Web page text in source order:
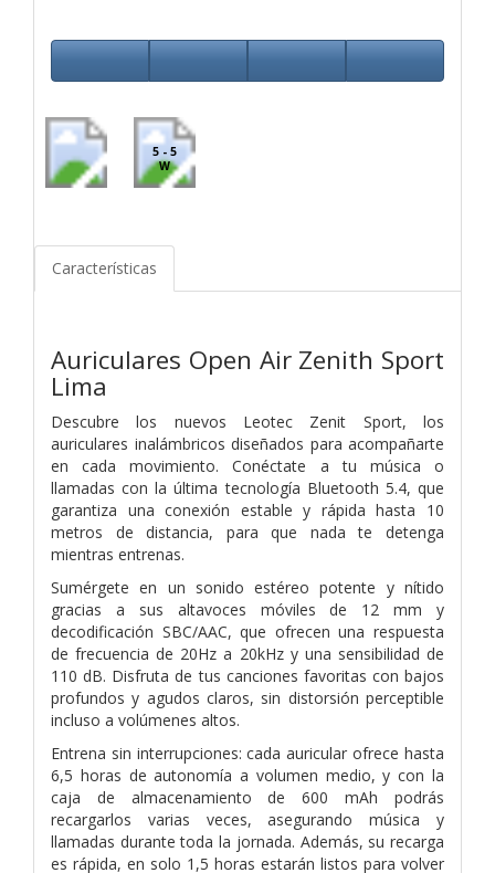
5 - 5
W
Características
Auriculares Open Air Zenith Sport
Lima
Descubre los nuevos Leotec Zenit Sport, los
auriculares inalámbricos diseñados para acompañarte
en cada movimiento. Conéctate a tu música o
llamadas con la última tecnología Bluetooth 5.4, que
garantiza una conexión estable y rápida hasta 10
metros de distancia, para que nada te detenga
mientras entrenas.
Sumérgete en un sonido estéreo potente y nítido
gracias a sus altavoces móviles de 12 mm y
decodificación SBC/AAC, que ofrecen una respuesta
de frecuencia de 20Hz a 20kHz y una sensibilidad de
110 dB. Disfruta de tus canciones favoritas con bajos
profundos y agudos claros, sin distorsión perceptible
incluso a volúmenes altos.
Entrena sin interrupciones: cada auricular ofrece hasta
6,5 horas de autonomía a volumen medio, y con la
caja de almacenamiento de 600 mAh podrás
recargarlos varias veces, asegurando música y
llamadas durante toda la jornada. Además, su recarga
es rápida, en solo 1,5 horas estarán listos para volver